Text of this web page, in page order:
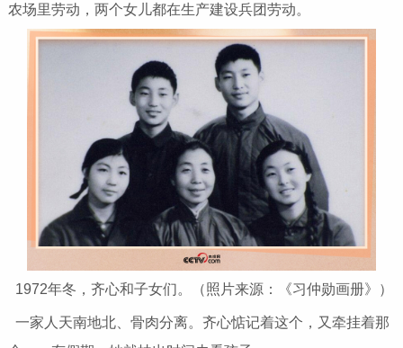
农场里劳动，两个女儿都在生产建设兵团劳动。
1972年冬，齐心和子女们。（照片来源：《习仲勋画册》）
一家人天南地北、骨肉分离。齐心惦记着这个，又牵挂着那